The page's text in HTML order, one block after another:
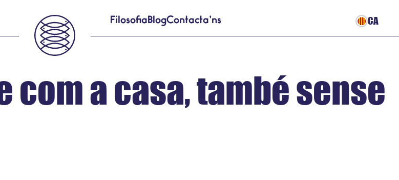
FilosofiaBlogContacta’ns CA
a casa, també sense